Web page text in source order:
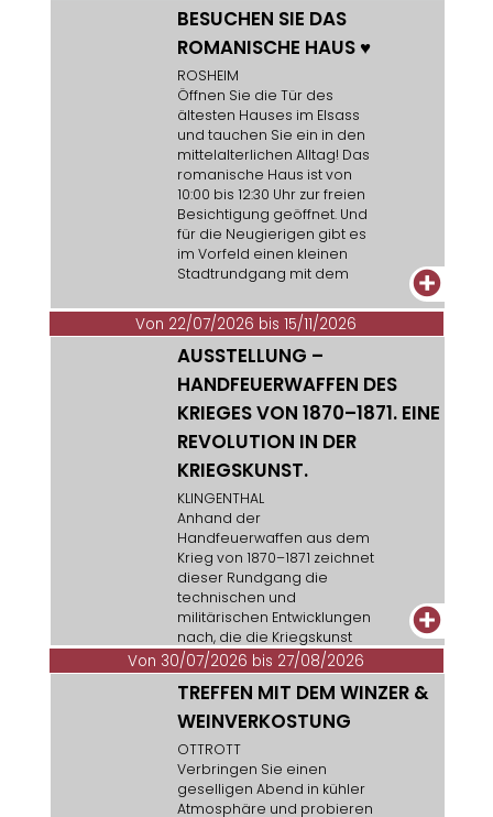
BESUCHEN SIE DAS
ROMANISCHE HAUS ♥
ROSHEIM
Öffnen Sie die Tür des
ältesten Hauses im Elsass
und tauchen Sie ein in den
mittelalterlichen Alltag! Das
romanische Haus ist von
10:00 bis 12:30 Uhr zur freien
Besichtigung geöffnet. Und
für die Neugierigen gibt es
im Vorfeld einen kleinen
Stadtrundgang mit dem
Uhr am
Fremdenverkehrsamt
startet.
+
Von 22/07/2026 bis 15/11/2026
AUSSTELLUNG –
HANDFEUERWAFFEN DES
KRIEGES VON 1870–1871. EINE
REVOLUTION IN DER
KRIEGSKUNST.
KLINGENTHAL
Anhand der
Handfeuerwaffen aus dem
Krieg von 1870–1871 zeichnet
dieser Rundgang die
technischen und
militärischen Entwicklungen
nach, die die Kriegskunst
am Ende des 19.
Jahrhunderts tiefgreifend
verändert haben.
Eintrittskarten zum
Büros des
Fremdenverkehrsamts in
Rosheim und Ottrott
+
Von 30/07/2026 bis 27/08/2026
TREFFEN MIT DEM WINZER &
WEINVERKOSTUNG
OTTROTT
Verbringen Sie einen
geselligen Abend in kühler
Atmosphäre und probieren